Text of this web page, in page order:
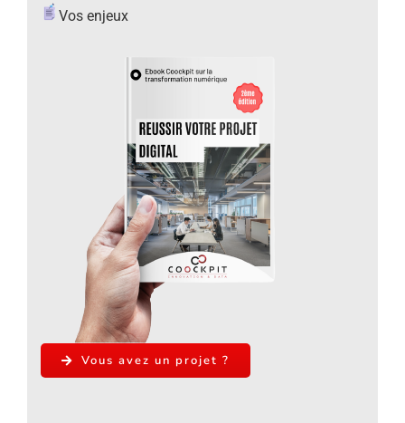
Vos enjeux
Vous avez un projet ?